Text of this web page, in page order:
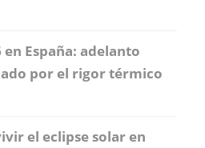
España: adelanto
por el rigor térmico
el eclipse solar en